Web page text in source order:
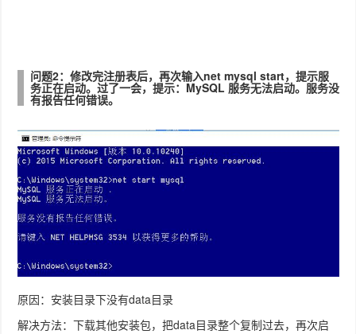
问题2：修改完注册表后，再次输入net mysql start，提示服
务正在启动。过了一会，提示：MySQL 服务无法启动。服务没
有报告任何错误。
原因：安装目录下没有data目录
解决方法：下载其他安装包，把data目录整个复制过去，再次启